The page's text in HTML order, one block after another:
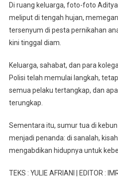
Di ruang keluarga, foto-foto
meliput di tengah hujan,
tersenyum di pesta pernikahan
kini tinggal diam.
Keluarga, sahabat, dan para
Polisi telah memulai langkah,
semua pelaku tertangkap, dan
terungkap.
Sementara itu, sumur tua di
menjadi penanda: di sanalah,
mengabdikan hidupnya untuk
TEKS : YULIE AFRIANI | EDITOR :